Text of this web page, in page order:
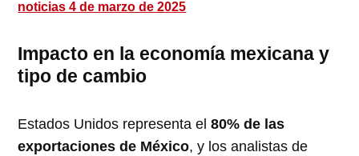
noticias 4 de marzo de 2025
Impacto en la economía mexicana y
tipo de cambio
Estados Unidos representa el80% de las
exportaciones de México, y los analistas de